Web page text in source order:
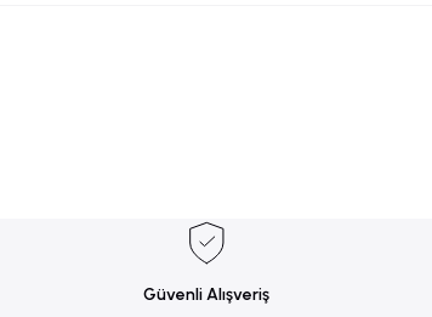
Güvenli Alışveriş